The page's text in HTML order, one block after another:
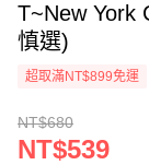
T~New York
慎選)
超取滿NT$899免運
NT$680
NT$539